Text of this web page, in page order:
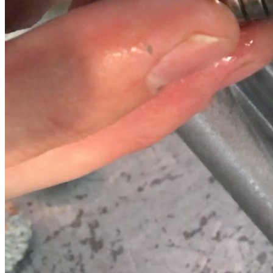
VW Passat
VW Polo
VW Scirocco
VW Caddy, Sharan, Touran
Audi Q3
Skoda Kodiaq
VW Caravelle
VW Transporter
0CK, 0CL (DL382)
Audi A6
Powershift
6DCT250 (DPS6, PS250)
Ford Focus
Ford EcoSport
6DCT450 (MPS6)
Dodge Journey
Ford Mondeo
Ford C-Max
Ford Focus